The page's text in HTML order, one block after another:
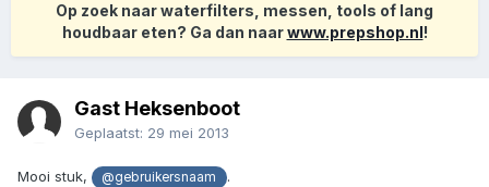
Op zoek naar waterfilters, messen, tools of lang
houdbaar eten? Ga dan naarwww.prepshop.nl!
Gast Heksenboot
Geplaatst: 29 mei 2013
Mooi stuk, @gebruikersnaam .